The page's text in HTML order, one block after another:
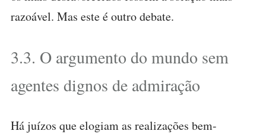
razoável. Mas este é outro debate.
3.3. O argumento do mundo sem
agentes dignos de admiração
Há juízos que elogiam as realizações bem-